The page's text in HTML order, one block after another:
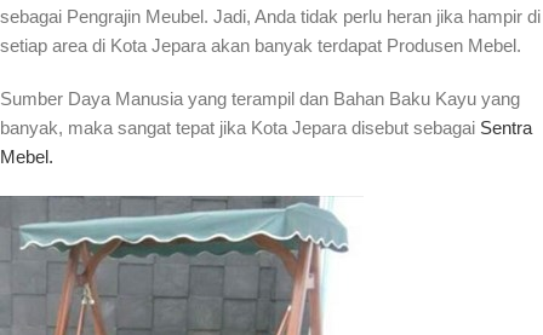
sebagai Pengrajin Meubel. Jadi, Anda tidak perlu heran jika hampir di
setiap area di Kota Jepara akan banyak terdapat Produsen Mebel.
Sumber Daya Manusia yang terampil dan Bahan Baku Kayu yang
banyak, maka sangat tepat jika Kota Jepara disebut sebagai Sentra
Mebel.